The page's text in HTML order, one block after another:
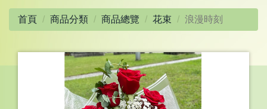
首頁 商品分類 商品總覽 花束 浪漫時刻